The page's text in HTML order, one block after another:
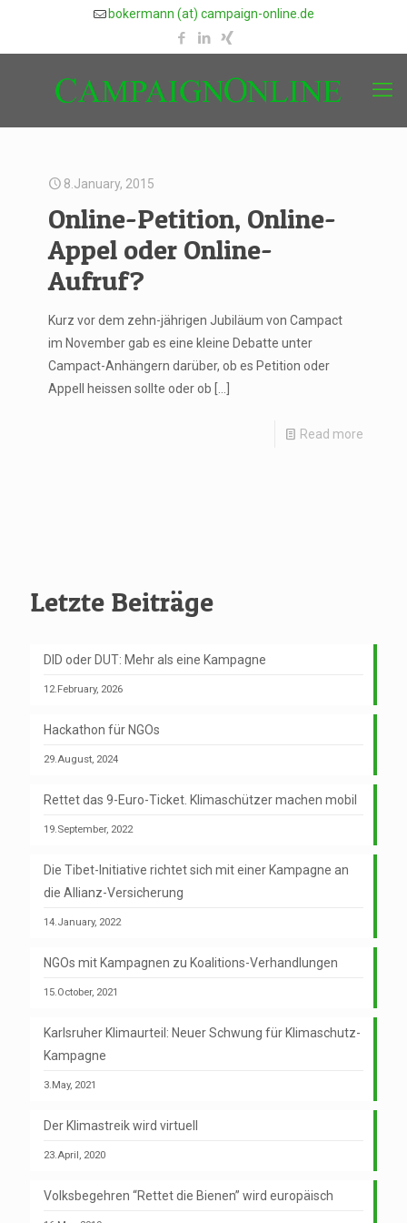
bokermann (at) campaign-online.de
8.January, 2015
Online-Petition, Online-
Appel oder Online-
Aufruf?
Kurz vor dem zehn-jährigen Jubiläum von Campact
im November gab es eine kleine Debatte unter
Campact-Anhängern darüber, ob es Petition oder
Appell heissen sollte oder ob
Read more
Letzte Beiträge
DID oder DUT: Mehr als eine Kampagne
12.February, 2026
Hackathon für NGOs
29.August, 2024
Rettet das 9-Euro-Ticket. Klimaschützer machen mobil
19.September, 2022
Die Tibet-Initiative richtet sich mit einer Kampagne an
die Allianz-Versicherung
14.January, 2022
NGOs mit Kampagnen zu Koalitions-Verhandlungen
15.October, 2021
Karlsruher Klimaurteil: Neuer Schwung für Klimaschutz-
Kampagne
3.May, 2021
Der Klimastreik wird virtuell
23.April, 2020
Volksbegehren “Rettet die Bienen” wird europäisch